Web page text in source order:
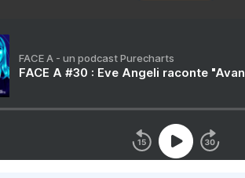
FACE A - un podcast Purecharts
FACE A #30 : Eve Angeli raconte